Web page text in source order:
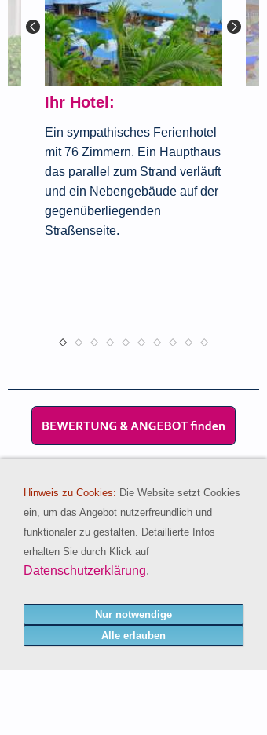
Ihr Hotel:
Ein sympathisches Ferienhotel
mit 76 Zimmern. Ein Haupthaus
das parallel zum Strand verläuft
und ein Nebengebäude auf der
gegenüberliegenden
Straßenseite.
Lassen Sie sich von den Reiseprofis
unseres Spezi-Teams beraten:
Beratungshotline:
030 42010160
Hinweis zu Cookies: Die Website setzt Cookies
ein, um das Angebot nutzerfreundlich und
funktionaler zu gestalten. Detaillierte Infos
erhalten Sie durch Klick auf
Datenschutzerklärung.
Nur notwendige
Alle erlauben